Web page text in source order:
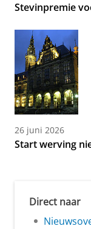
Stevinpremie
26 juni 2026
Start werving
Direct naar